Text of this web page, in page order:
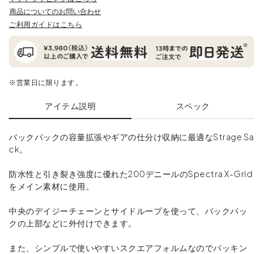
商品についてのお問い合わせ
ご利用ガイドはこちら
※営業日に限ります。
アイテム説明 スペック
バックパックの容量拡張やギアの仕分け収納に最適なStrage Sa
ck。
防水性と引き裂き強度に優れた200デニールのSpectra X-Grid
をメイン素材に使用。
中央のデイジーチェーンとサイドループを使って、バックパッ
クの上部などに外付けできます。
また、シンプルで使いやすいスクエアフォルムなのでパッキン